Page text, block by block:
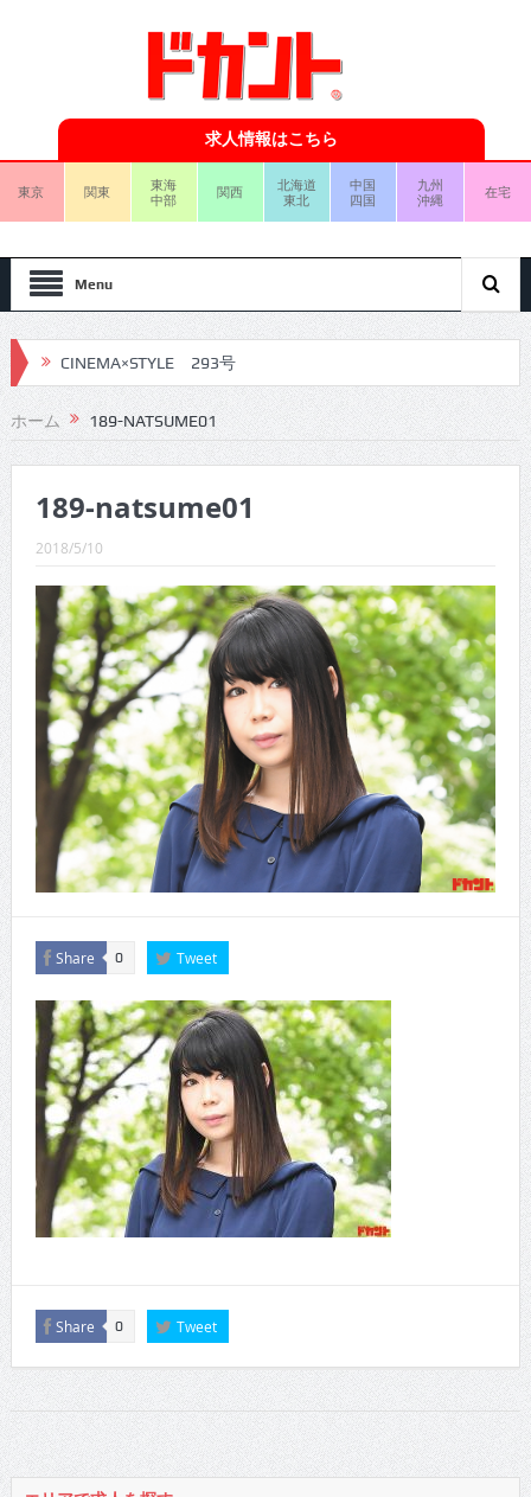
求人情報はこちら
東京 関東
東海
中部
関西
北海道
東北
中国
四国
九州
沖縄
在宅
Menu
CINEMA×STYLE 293号
CINEMA×STYLE 292号
CINEMA×STYLE 291号
CINEMA×STYLE 290号
CINEMA×STYLE 289号
CINEMA×STYLE 288号
CINEMA×STYLE 287号
CINEMA×STYLE 286号
CINEMA×STYLE 285号
CINEMA×STYLE 294号
ホーム 189-NATSUME01
189-natsume01
2018/5/10
Share 0 Tweet
Share 0 Tweet